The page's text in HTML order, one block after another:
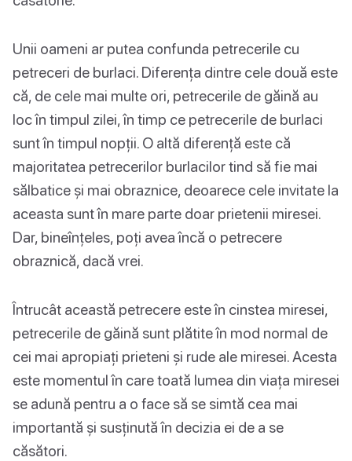
Unii oameni ar putea confunda petrecerile cu
petreceri de burlaci. Diferența dintre cele două este
că, de cele mai multe ori, petrecerile de găină au
loc în timpul zilei, în timp ce petrecerile de burlaci
sunt în timpul nopții. O altă diferență este că
majoritatea petrecerilor burlacilor tind să fie mai
sălbatice și mai obraznice, deoarece cele invitate la
aceasta sunt în mare parte doar prietenii miresei.
Dar, bineînțeles, poți avea încă o petrecere
obraznică, dacă vrei.
Întrucât această petrecere este în cinstea miresei,
petrecerile de găină sunt plătite în mod normal de
cei mai apropiați prieteni și rude ale miresei. Acesta
este momentul în care toată lumea din viața miresei
se adună pentru a o face să se simtă cea mai
importantă și susținută în decizia ei de a se
căsători.